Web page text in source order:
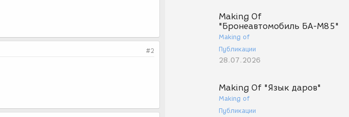
Making Of
"Бронеавтомобиль БА-М85"
Making of
Публикации
28.07.2026
Making Of "Язык даров"
Making of
Публикации
#2